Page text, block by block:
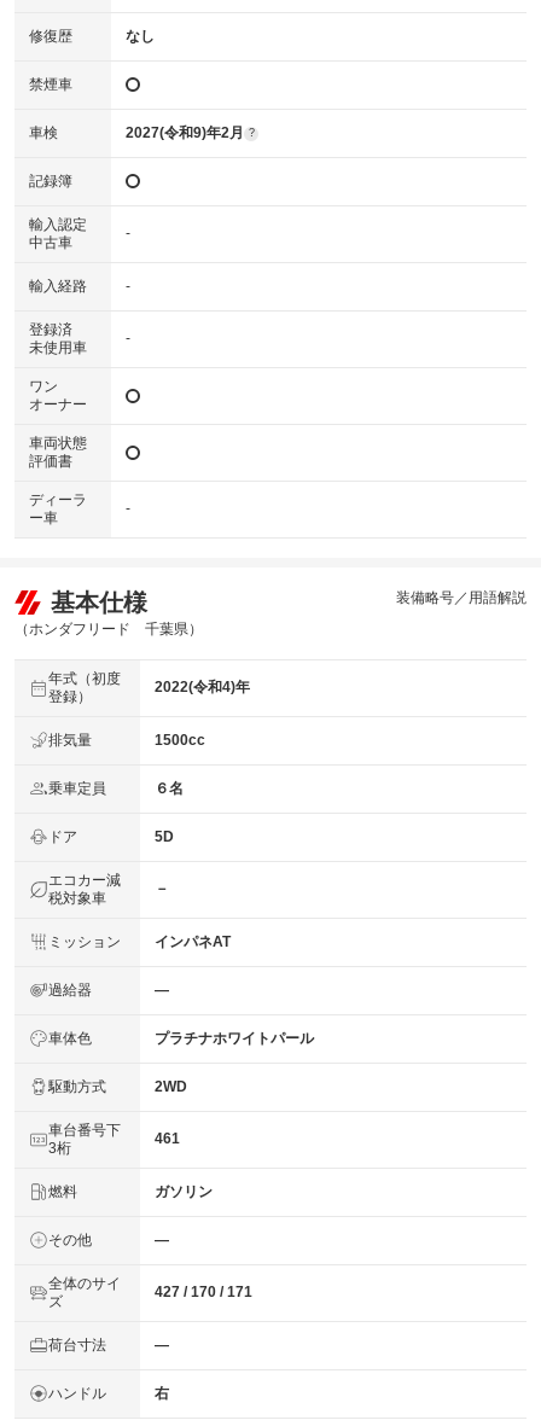
修復歴 なし
禁煙車
車検 2027(令和9)年2月 ?
記録簿
輸入認定
中古車
-
輸入経路 -
登録済
未使用車
-
ワン
オーナー
車両状態
評価書
ディーラ
ー車
-
基本仕様
（ホンダフリード 千葉県）
装備略号／用語解説
年式（初度
登録）
2022(令和4)年
排気量 1500cc
乗車定員 ６名
ドア 5D
エコカー減
税対象車
－
ミッション インパネAT
過給器 ―
車体色 プラチナホワイトパール
駆動方式 2WD
車台番号下
3桁
461
燃料 ガソリン
その他 ―
全体のサイ
ズ
427 / 170 / 171
荷台寸法 ―
ハンドル 右